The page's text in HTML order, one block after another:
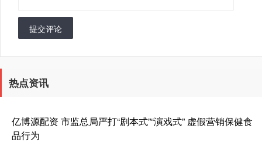
提交评论
热点资讯
亿博源配资 市监总局严打“剧本式”“演戏式” 虚假营销保健食
品行为